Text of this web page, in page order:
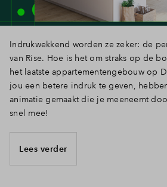
Indrukwekkend worden ze zeker: de
van Rise. Hoe is het om straks op de
het laatste appartementengebouw op
jou een betere indruk te geven,
animatie gemaakt die je meeneemt
snel mee!
Lees verder